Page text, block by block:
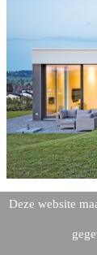
Deze website